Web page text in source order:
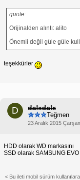
quote:
Orijinalden alıntı: alito
Önemli değil güle güle
teşekkürler
D dalxdalx
Teğmen
23 Aralık 2015
HDD olarak WD markasını
SSD olarak SAMSUNG
< Bu ileti mobil sürüm